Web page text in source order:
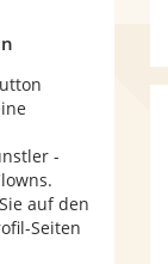
-
auf den
Seiten